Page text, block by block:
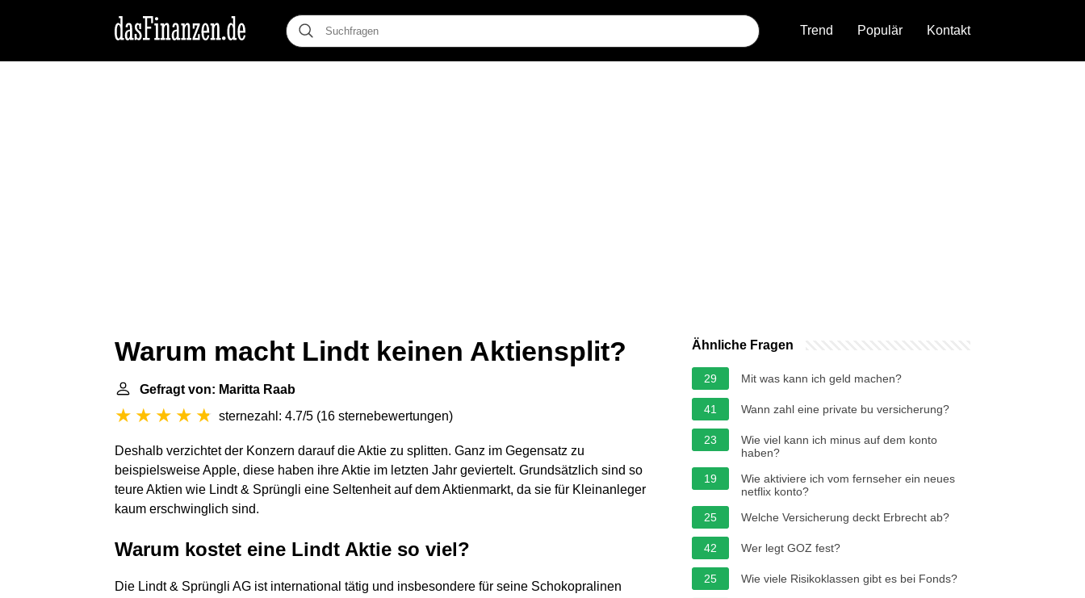
Trend Populär Kontakt
Warum macht Lindt keinen Aktiensplit?
Gefragt von: Maritta Raab
sternezahl: 4.7/5 (16 sternebewertungen)
Deshalb verzichtet der Konzern darauf die Aktie zu splitten. Ganz im Gegensatz zu
beispielsweise Apple, diese haben ihre Aktie im letzten Jahr geviertelt. Grundsätzlich sind so
teure Aktien wie Lindt & Sprüngli eine Seltenheit auf dem Aktienmarkt, da sie für Kleinanleger
kaum erschwinglich sind.
Warum kostet eine Lindt Aktie so viel?
Die Lindt & Sprüngli AG ist international tätig und insbesondere für seine Schokopralinen
Ähnliche Fragen
29 Mit was kann ich geld machen?
41 Wann zahl eine private bu versicherung?
23
Wie viel kann ich minus auf dem konto
haben?
19
Wie aktiviere ich vom fernseher ein neues
netflix konto?
25
Welche Versicherung deckt Erbrecht ab?
42 Wer legt GOZ fest?
25 Wie viele Risikoklassen gibt es bei Fonds?